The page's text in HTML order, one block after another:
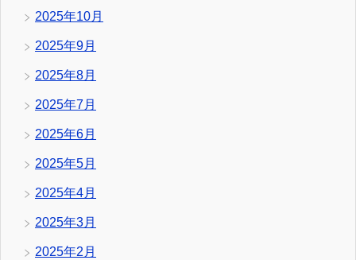
2025年10月
2025年9月
2025年8月
2025年7月
2025年6月
2025年5月
2025年4月
2025年3月
2025年2月